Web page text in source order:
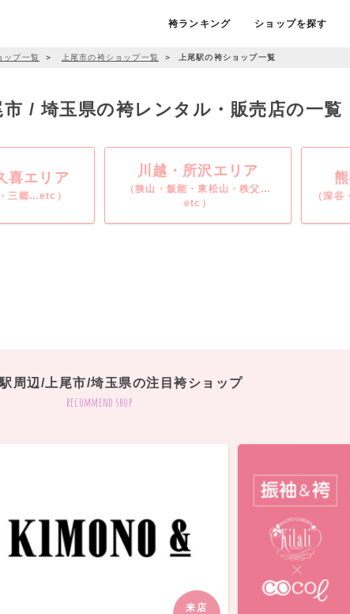
袴ランキング ショップを探す
ップ一覧 ＞ 上尾市の袴ショップ一覧 ＞ 上尾駅の袴ショップ一覧
/ 埼玉県の袴レンタル・販売店の一覧
喜エリア
三郷…etc）
川越・所沢エリア
（狭山・飯能・東松山・秩父…
etc）
（深
駅周辺/上尾市/埼玉県の注目袴ショップ
recommend shop
来店